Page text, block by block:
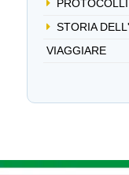
STORIA
VIAGGIARE